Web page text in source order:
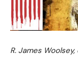
R. James